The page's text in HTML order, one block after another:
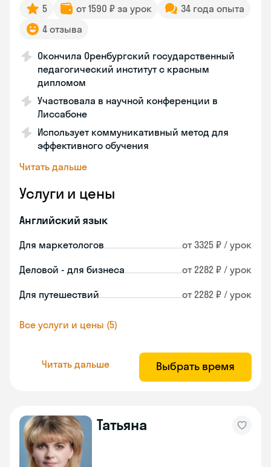
5 от 1590 ₽ за урок
34 года опыта
4 отзыва
Окончила Оренбургский государственный
педагогический институт с красным
дипломом
Участвовала в научной конференции в
Лиссабоне
Использует коммуникативный метод для
эффективного обучения
Читать дальше
Услуги и цены
Английский язык
Для маркетологов от 3325 ₽ / урок
Деловой - для бизнеса от 2282 ₽ / урок
Для путешествий от 2282 ₽ / урок
Все услуги и цены (5)
Читать дальше Выбрать время
Татьяна